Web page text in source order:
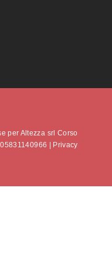
per Altezza srl Corso
|
Privacy